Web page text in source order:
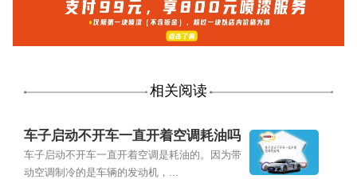
相关阅读
车子启动不开车一直开着空调耗油吗
车子启动不开车一直开着空调是耗油的。因为带
动空调制冷的是车辆的发动机，...